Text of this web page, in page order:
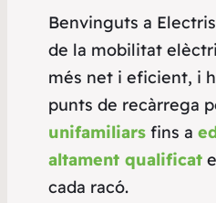
Benvinguts a
de la mobilitat
més net i eficient, i
punts de recàrrega
unifamiliarsfins a
altament qualificat
cada racó.